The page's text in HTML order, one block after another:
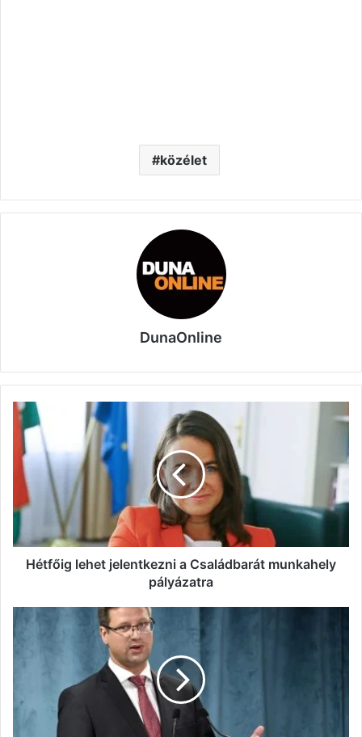
közélet
DunaOnline
Hétfőig
lehet
jelentkezni
Családbarát
munkahely
pályázatra
Hétfőig lehet jelentkezni a Családbarát munkahely
pályázatra
hullám
megelőzése